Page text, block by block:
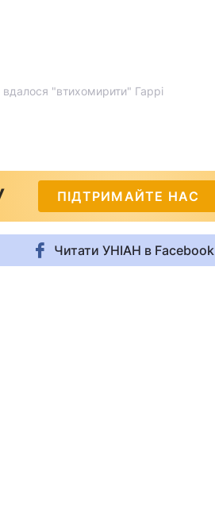
вдалося "втихомирити" Гаррі
ПІДТРИМАЙТЕ НАС
Читати УНІАН в Facebook